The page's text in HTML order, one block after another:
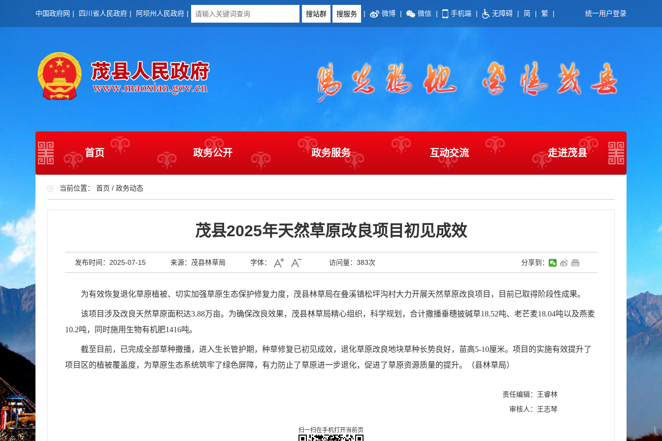
中国政府网 | 四川省人民政府 | 阿坝州人民政府 | | 微博 | 微信 | 手机端 | 无障碍 | 简 | 繁 | 统一用户登录
首页 政务公开 政务服务 互动交流 走进茂县
当前位置： 首页 / 政务动态
茂县2025年天然草原改良项目初见成效
发布时间：2025-07-15 来源：茂县林草局 字体： 访问量： 383次 分享到：
为有效恢复退化草原植被、切实加强草原生态保护修复力度，茂县林草局在叠溪镇松坪沟村大力开展天然草原改良项目，目前已取得阶段性成果。
该项目涉及改良天然草原面积达3.88万亩。为确保改良效果，茂县林草局精心组织，科学规划，合计撒播垂穗披碱草18.52吨、老芒麦18.04吨以及燕麦
10.2吨，同时施用生物有机肥1416吨。
截至目前，已完成全部草种撒播，进入生长管护期，种草修复已初见成效，退化草原改良地块草种长势良好，苗高5-10厘米。项目的实施有效提升了
项目区的植被覆盖度，为草原生态系统筑牢了绿色屏障，有力防止了草原进一步退化，促进了草原资源质量的提升。
（县林草局）
责任编辑：王睿林
审核人：王志琴
扫一扫在手机打开当前页